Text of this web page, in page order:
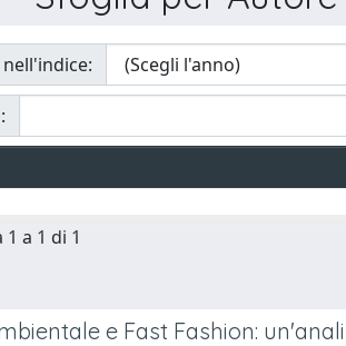
a 1 di 1
e Fast Fashion: